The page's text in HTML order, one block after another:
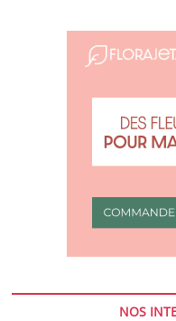
NOS